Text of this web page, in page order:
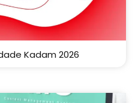
Kadam 2026